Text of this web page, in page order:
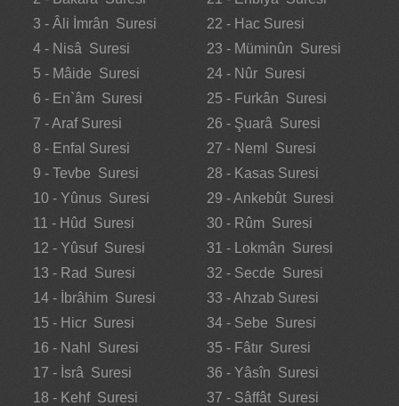
3 - Âli İmrân Suresi
4 - Nisâ Suresi
5 - Mâide Suresi
6 - En`âm Suresi
7 - Araf Suresi
8 - Enfal Suresi
9 - Tevbe Suresi
10 - Yûnus Suresi
11 - Hûd Suresi
12 - Yûsuf Suresi
13 - Rad Suresi
14 - İbrâhim Suresi
15 - Hicr Suresi
16 - Nahl Suresi
17 - İsrâ Suresi
18 - Kehf Suresi
22 - Hac Suresi
23 - Müminûn Suresi
24 - Nûr Suresi
25 - Furkân Suresi
26 - Şuarâ Suresi
27 - Neml Suresi
28 - Kasas Suresi
29 - Ankebût Suresi
30 - Rûm Suresi
31 - Lokmân Suresi
32 - Secde Suresi
33 - Ahzab Suresi
34 - Sebe Suresi
35 - Fâtır Suresi
36 - Yâsîn Suresi
37 - Sâffât Suresi